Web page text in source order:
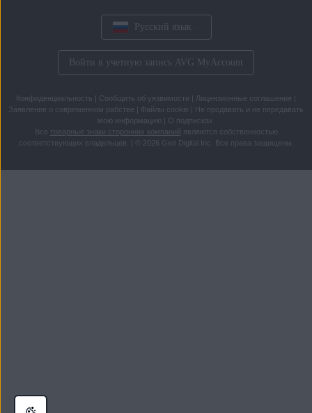
Русский язык
Войти в учетную запись AVG MyAccount
Конфиденциальность | Сообщить об уязвимости | Лицензионные соглашения |
Заявление о современном рабстве
| Файлы cookie | Не продавать и не передавать
мою информацию | О подписках
Все
товарные знаки сторонних компаний являются собственностью
соответствующих владельцев.
| © 2026 Gen Digital Inc. Все права защищены.